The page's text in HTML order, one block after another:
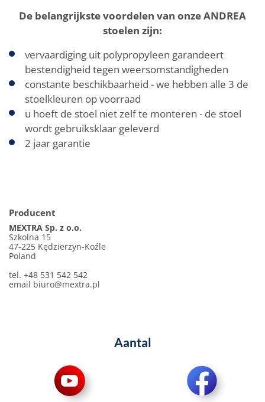
De belangrijkste voordelen van onze ANDREA
stoelen zijn:
vervaardiging uit polypropyleen garandeert
bestendigheid tegen weersomstandigheden
constante beschikbaarheid - we hebben alle 3 de
stoelkleuren op voorraad
u hoeft de stoel niet zelf te monteren - de stoel
wordt gebruiksklaar geleverd
2 jaar garantie
Producent
MEXTRA Sp. z o.o.
Szkolna 15
47-225 Kędzierzyn-Koźle
Poland
tel. +48 531 542 542
email biuro@mextra.pl
Aantal